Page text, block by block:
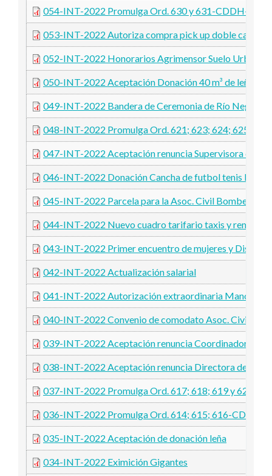
054-INT-2022 Promulga Ord. 630 y 631-CDDH-2022
053-INT-2022 Autoriza compra pick up doble cabina
052-INT-2022 Honorarios Agrimensor Suelo Urbano
050-INT-2022 Aceptación Donación 40 m³ de leña
049-INT-2022 Bandera de Ceremonia de Río Negro
048-INT-2022 Promulga Ord. 621; 623; 624; 625;
047-INT-2022 Aceptación renuncia Supervisora de
046-INT-2022 Donación Cancha de futbol tenis ESRN
045-INT-2022 Parcela para la Asoc. Civil Bomberos
044-INT-2022 Nuevo cuadro tarifario taxis y remises
043-INT-2022 Primer encuentro de mujeres y
042-INT-2022 Actualización salarial
041-INT-2022 Autorización extraordinaria Manos
040-INT-2022 Convenio de comodato Asoc. Civil
039-INT-2022 Aceptación renuncia Coordinadora
038-INT-2022 Aceptación renuncia Directora de
037-INT-2022 Promulga Ord. 617; 618; 619 y 620-
036-INT-2022 Promulga Ord. 614; 615; 616-CDDH-
035-INT-2022 Aceptación de donación leña
034-INT-2022 Eximición Gigantes